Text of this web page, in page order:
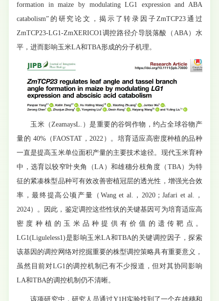
formation in maize by modulating LG1 expression and ABA
catabolism”的研究论文，揭示了转录因子ZmTCP23通过
ZmTCP23-LG1-ZmXERICO1调控路径介导脱落酸（ABA）水
平，进而影响玉米LA和TBA形成的分子机理。
玉米（ZeamaysL.）是重要的谷饲作物，约占全球谷物产
量的 40%（FAOSTAT，2022）。培育适应高密度种植的品种
一直是提高玉米单位面积产量的主要技术途径。现代玉米育种
中，选育以较窄叶夹角（LA）和雄穗分枝角度（TBA）为特
征的紧凑株型品种可有效改善密植冠层的透光性，增强光合效
率，最终提高公顷产量（Wang et al.，2020；Jafari et al.，
2024）。因此，鉴定调控这些性状的关键基因可为培育适应高
密度种植的玉米品种提供有价值的遗传靶点。
LG1(Liguleless1)是影响玉米LA和TBA的关键调控因子，探索
该基因的调控网络对挖掘重要的株型调控策略具有重要意义，
虽然目前对LG1的调控机制已有不少报道，但对其协同影响
LA和TBA的调控机制仍不清晰。
该项研究中，研究人员通过Y1H实验找到了一个在雄穗和